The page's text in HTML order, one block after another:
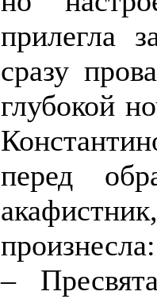
прилегла
сразу
глубокой
перед
произнесла:
–